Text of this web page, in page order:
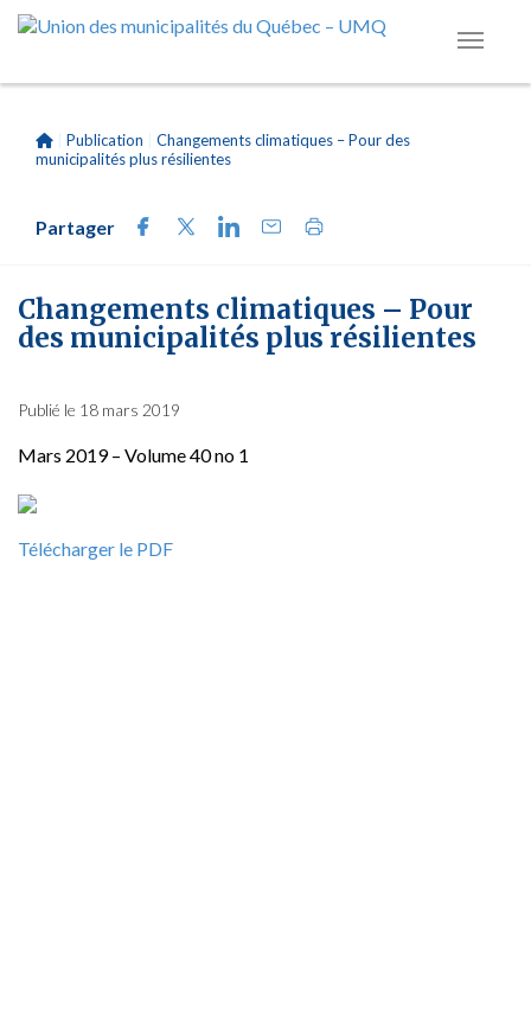
Publication
Changements climatiques – Pour des
municipalités plus résilientes
Partager
Changements climatiques – Pour
des municipalités plus résilientes
Publié le 18 mars 2019
Mars 2019 – Volume 40 no 1
Télécharger le PDF